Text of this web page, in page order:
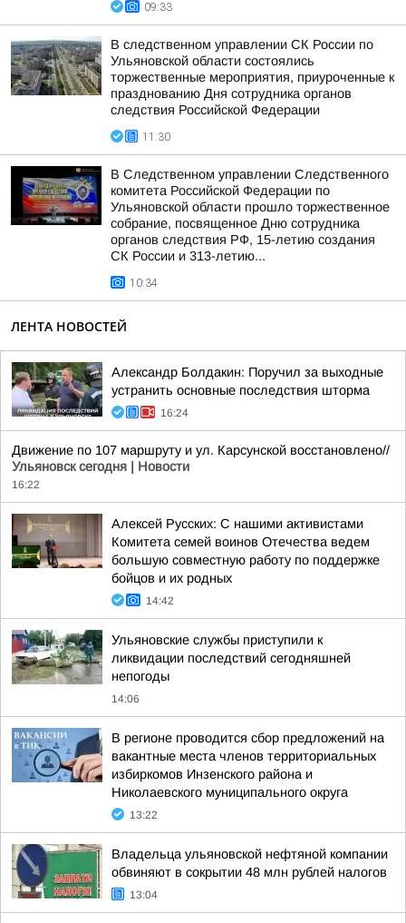
09:33
В следственном управлении СК России по
Ульяновской области состоялись
торжественные мероприятия, приуроченные к
празднованию Дня сотрудника органов
следствия Российской Федерации
11:30
В Следственном управлении Следственного
комитета Российской Федерации по
Ульяновской области прошло торжественное
собрание, посвященное Дню сотрудника
органов следствия РФ, 15-летию создания
СК России и 313-летию...
10:34
ЛЕНТА НОВОСТЕЙ
Александр Болдакин: Поручил за выходные
устранить основные последствия шторма
16:24
Движение по 107 маршруту и ул. Карсунской восстановлено//
Ульяновск сегодня | Новости
16:22
Алексей Русских: С нашими активистами
Комитета семей воинов Отечества ведем
большую совместную работу по поддержке
бойцов и их родных
14:42
Ульяновские службы приступили к
ликвидации последствий сегодняшней
непогоды
14:06
В регионе проводится сбор предложений на
вакантные места членов территориальных
избиркомов Инзенского района и
Николаевского муниципального округа
13:22
Владельца ульяновской нефтяной компании
обвиняют в сокрытии 48 млн рублей налогов
13:04